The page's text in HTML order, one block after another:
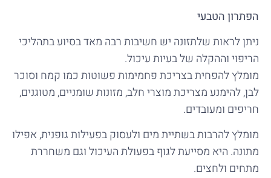
הפתרון הטבעי
ניתן לראות שלתזונה יש חשיבות רבה מאד בסיוע בתהליכי
הריפוי וההקלה של בעיות עיכול.
מומלץ להפחית בצריכת פחמימות פשוטות כמו קמח וסוכר
לבן, להימנע מצריכת מוצרי חלב, מזונות שומניים, מטוגנים,
חריפים ומעובדים.
מומלץ להרבות בשתיית מים ולעסוק בפעילות גופנית, אפילו
מתונה. היא מסייעת לגוף בפעולת העיכול וגם משחררת
מתחים ולחצים.